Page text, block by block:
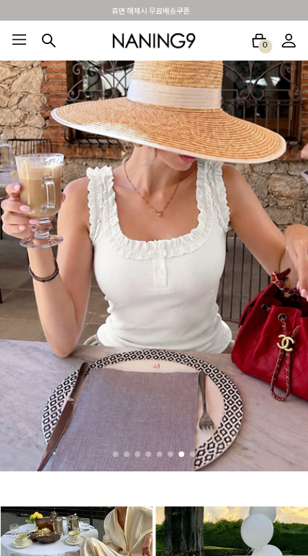
BEST 포토리뷰 - 매주 2명추첨 3만원쿠폰
0
BEST100🤍 NEW5% 베스트재진행 썸머여행룩 아울렛 하객&모임룩